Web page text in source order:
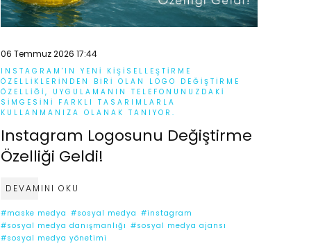
06 Temmuz 2026 17:44
INSTAGRAM'IN YENI KIŞISELLEŞTIRME
ÖZELLIKLERINDEN BIRI OLAN LOGO DEĞIŞTIRME
ÖZELLIĞI, UYGULAMANIN TELEFONUNUZDAKI
SIMGESINI FARKLI TASARIMLARLA
KULLANMANIZA OLANAK TANIYOR.
Instagram Logosunu Değiştirme
Özelliği Geldi!
DEVAMINI OKU
#maske medya #sosyal medya #instagram
#sosyal medya danışmanlığı #sosyal medya ajansı
#sosyal medya yönetimi